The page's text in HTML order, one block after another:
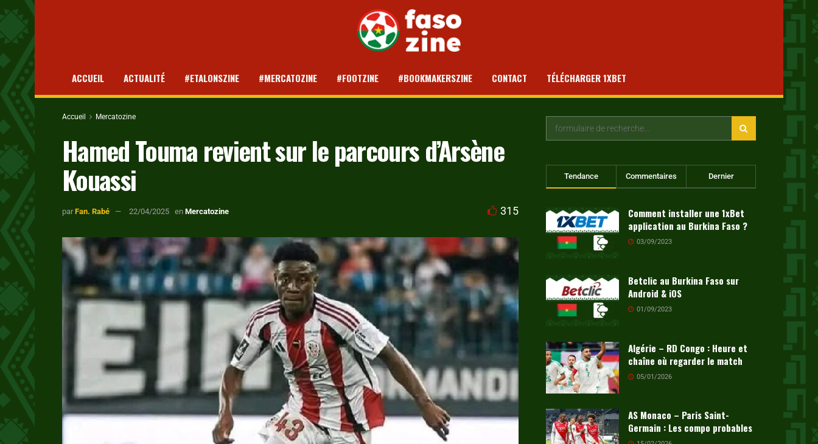
ACCUEIL ACTUALITÉ #ETALONSZINE #MERCATOZINE #FOOTZINE #BOOKMAKERSZINE CONTACT TÉLÉCHARGER 1XBET
Accueil Mercatozine
Hamed Touma revient sur le parcours d’Arsène
Kouassi
par Fan. Rabé 22/04/2025 en Mercatozine 315
Tendance Commentaires Dernier
Comment installer une 1xBet
application au Burkina Faso ?
03/09/2023
Betclic au Burkina Faso sur
Android & iOS
01/09/2023
Algérie – RD Congo : Heure et
chaîne où regarder le match
05/01/2026
AS Monaco – Paris Saint-
Germain : Les compo probables